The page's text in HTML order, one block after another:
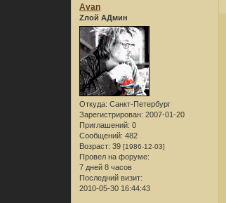
Avan
Zлой АДмин
Откуда: Санкт-Петербург
Зарегистрирован: 2007-01-20
Приглашений: 0
Сообщений: 482
Возраст: 39 [1986-12-03]
Провел на форуме:
7 дней 8 часов
Последний визит:
2010-05-30 16:44:43